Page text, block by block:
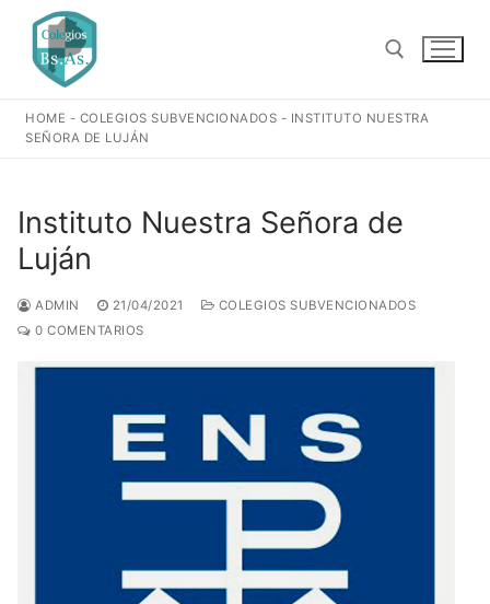
contenido
HOME - COLEGIOS SUBVENCIONADOS - INSTITUTO NUESTRA
SEÑORA DE LUJÁN
Instituto Nuestra Señora de
Luján
ADMIN 21/04/2021
COLEGIOS SUBVENCIONADOS
0 COMENTARIOS